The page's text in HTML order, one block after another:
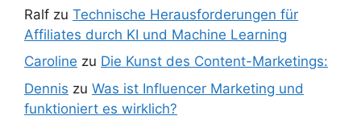
Ralf zu Technische Herausforderungen für
Affiliates durch KI und Machine Learning
Caroline zu Die Kunst des Content-Marketings:
Dennis zu Was ist Influencer Marketing und
funktioniert es wirklich?